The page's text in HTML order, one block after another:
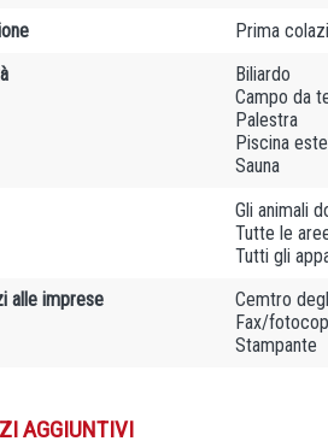
Prima
Biliardo
Campo da
Palestra
Piscina
Sauna
Gli animali
Tutte le
Tutti gli
alle imprese
Cemtro
Fax/
Stampante
AGGIUNTIVI